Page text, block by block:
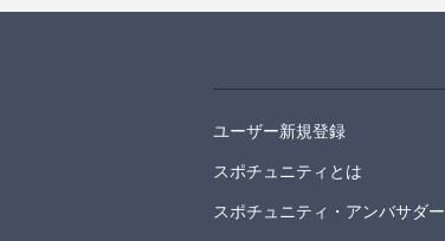
ユーザー新規登録
スポチュニティとは
スポチュニティ・アンバサダー